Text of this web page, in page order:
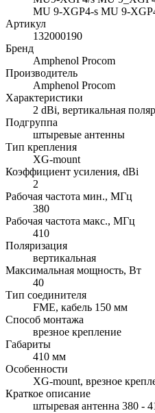
MU 9-XGP4-s MU 9-
Артикул
132000190
Бренд
Amphenol Procom
Производитель
Amphenol Procom
Характеристики
2 dBi, вертикальная
Подгруппа
штыревые антенны
Тип крепления
XG-mount
Коэффициент усиления, dBi
2
Рабочая частота мин., МГц
380
Рабочая частота макс., МГц
410
Поляризация
вертикальная
Максимальная мощность, Вт
40
Тип соединителя
FME, кабель 150 мм
Способ монтажа
врезное крепление
Габариты
410 мм
Особенности
XG-mount, врезное
Краткое описание
штыревая антенна 380 -